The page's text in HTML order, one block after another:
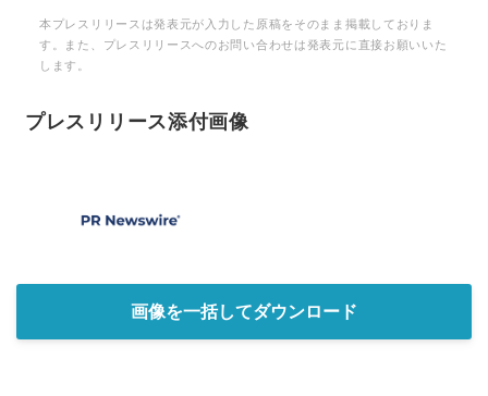
本プレスリリースは発表元が入力した原稿をそのまま掲載しておりま
す。また、プレスリリースへのお問い合わせは発表元に直接お願いいた
します。
プレスリリース添付画像
画像を一括してダウンロード